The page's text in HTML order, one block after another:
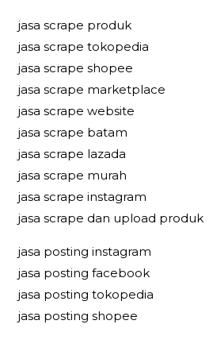
jasa scrape produk
jasa scrape tokopedia
jasa scrape shopee
jasa scrape marketplace
jasa scrape website
jasa scrape batam
jasa scrape lazada
jasa scrape murah
jasa scrape instagram
jasa scrape dan upload produk
jasa posting instagram
jasa posting facebook
jasa posting tokopedia
jasa posting shopee